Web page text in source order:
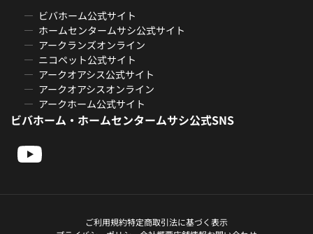
ビバホーム公式サイト
ホームセンタームサシ公式サイト
アークランズオンライン
ニコペット公式サイト
アークオアシス公式サイト
アークオアシスオンライン
アークホーム公式サイト
ビバホーム・ホームセンタームサシ公式SNS
ご利用規約特定商取引法に基づく表示